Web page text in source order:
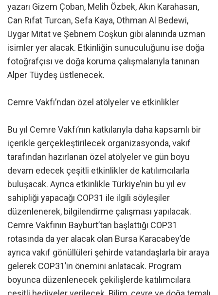
yazarı Gizem Çoban, Melih Özbek, Akın Karahasan,
Can Rıfat Turcan, Sefa Kaya, Othman Al Bedewi,
Uygar Mitat ve Şebnem Coşkun gibi alanında uzman
isimler yer alacak. Etkinliğin sunuculuğunu ise doğa
fotoğrafçısı ve doğa koruma çalışmalarıyla tanınan
Alper Tüydeş üstlenecek.
Cemre Vakfı’ndan özel atölyeler ve etkinlikler
Bu yıl Cemre Vakfı’nın katkılarıyla daha kapsamlı bir
içerikle gerçekleştirilecek organizasyonda, vakıf
tarafından hazırlanan özel atölyeler ve gün boyu
devam edecek çeşitli etkinlikler de katılımcılarla
buluşacak. Ayrıca etkinlikle Türkiye’nin bu yıl ev
sahipliği yapacağı COP31 ile ilgili söyleşiler
düzenlenerek, bilgilendirme çalışması yapılacak.
Cemre Vakfının Bayburt’tan başlattığı COP31
rotasında da yer alacak olan Bursa Karacabey’de
ayrıca vakıf gönüllüleri şehirde vatandaşlarla bir araya
gelerek COP31’in önemini anlatacak. Program
boyunca düzenlenecek çekilişlerde katılımcılara